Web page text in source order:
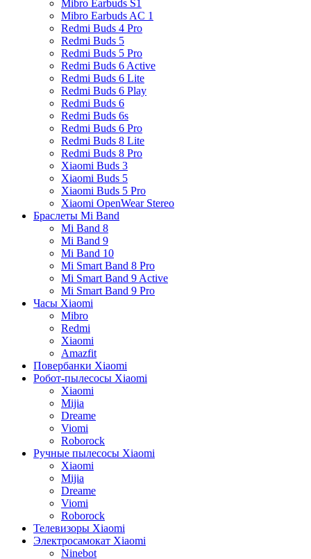
Mibro Earbuds S1
Mibro Earbuds AC 1
Redmi Buds 4 Pro
Redmi Buds 5
Redmi Buds 5 Pro
Redmi Buds 6 Active
Redmi Buds 6 Lite
Redmi Buds 6 Play
Redmi Buds 6
Redmi Buds 6s
Redmi Buds 6 Pro
Redmi Buds 8 Lite
Redmi Buds 8 Pro
Xiaomi Buds 3
Xiaomi Buds 5
Xiaomi Buds 5 Pro
Xiaomi OpenWear Stereo
Браслеты Mi Band
Mi Band 8
Mi Band 9
Mi Band 10
Mi Smart Band 8 Pro
Mi Smart Band 9 Active
Mi Smart Band 9 Pro
Часы Xiaomi
Mibro
Redmi
Xiaomi
Amazfit
Повербанки Xiaomi
Робот-пылесосы Xiaomi
Xiaomi
Mijia
Dreame
Viomi
Roborock
Ручные пылесосы Xiaomi
Xiaomi
Mijia
Dreame
Viomi
Roborock
Телевизоры Xiaomi
Электросамокат Xiaomi
Ninebot